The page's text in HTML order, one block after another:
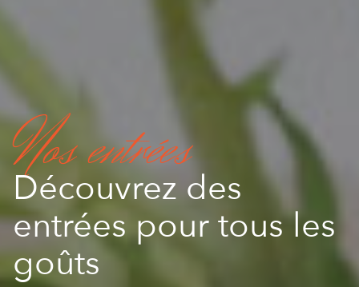
Nos entrées
Découvrez des
entrées pour tous les
goûts